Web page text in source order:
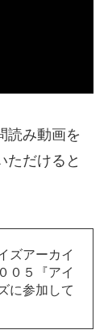
読み動画を
ただけると
ズアーカイ
０５『アイ
に参加して